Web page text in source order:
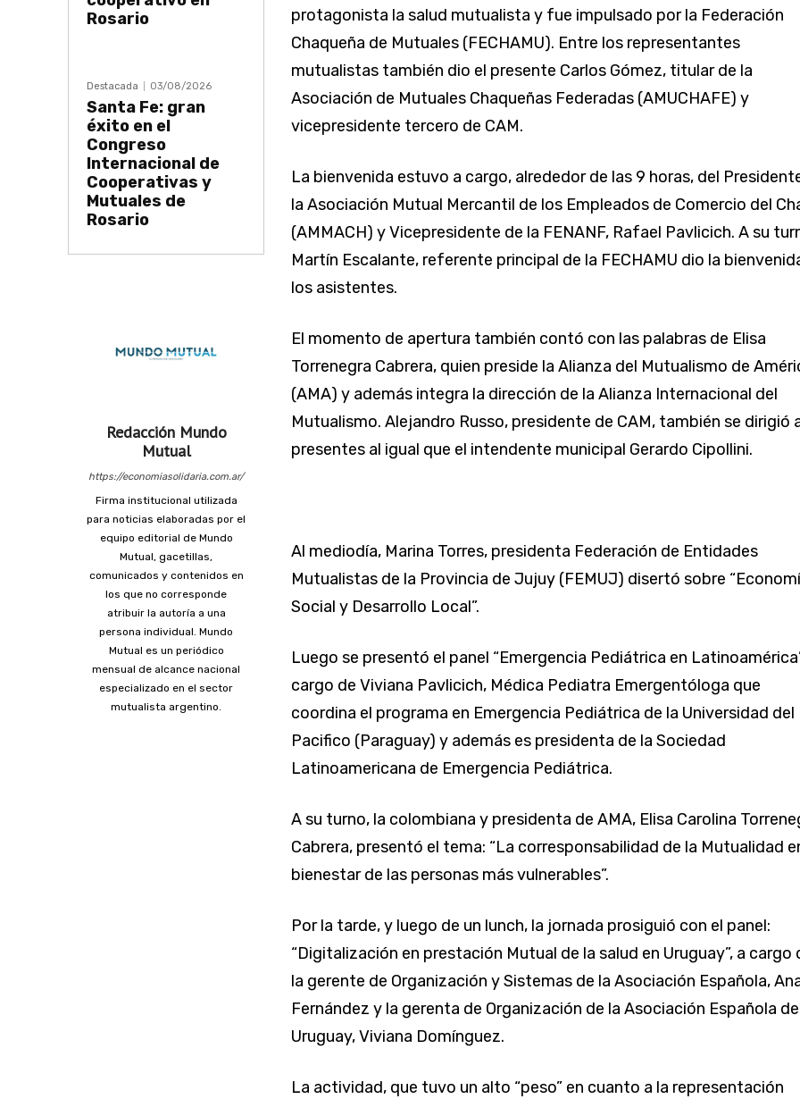
Rosario
Destacada 03/08/2026
Santa Fe: gran
éxito en el
Congreso
Internacional de
Cooperativas y
Mutuales de
Rosario
Redacción Mundo
Mutual
https://economiasolidaria.com.ar/
Firma institucional utilizada
para noticias elaboradas por el
equipo editorial de Mundo
Mutual, gacetillas,
comunicados y contenidos en
los que no corresponde
atribuir la autoría a una
persona individual. Mundo
Mutual es un periódico
mensual de alcance nacional
especializado en el sector
mutualista argentino.
protagonista la salud mutualista y fue impulsado por la Federación
Chaqueña de Mutuales (FECHAMU). Entre los representantes
mutualistas también dio el presente Carlos Gómez, titular de la
Asociación de Mutuales Chaqueñas Federadas (AMUCHAFE) y
vicepresidente tercero de CAM.
La bienvenida estuvo a cargo, alrededor de las 9 horas, del
la Asociación Mutual Mercantil de los Empleados de Comercio del
(AMMACH) y Vicepresidente de la FENANF, Rafael Pavlicich. A su
Martín Escalante, referente principal de la FECHAMU dio la
los asistentes.
El momento de apertura también contó con las palabras de Elisa
Torrenegra Cabrera, quien preside la Alianza del Mutualismo de
(AMA) y además integra la dirección de la Alianza Internacional del
Mutualismo. Alejandro Russo, presidente de CAM, también se dirigió
presentes al igual que el intendente municipal Gerardo Cipollini.
Al mediodía, Marina Torres, presidenta Federación de Entidades
Mutualistas de la Provincia de Jujuy (FEMUJ) disertó sobre
Social y Desarrollo Local”.
Luego se presentó el panel “Emergencia Pediátrica en
cargo de Viviana Pavlicich, Médica Pediatra Emergentóloga que
coordina el programa en Emergencia Pediátrica de la Universidad del
Pacifico (Paraguay) y además es presidenta de la Sociedad
Latinoamericana de Emergencia Pediátrica.
A su turno, la colombiana y presidenta de AMA, Elisa Carolina
Cabrera, presentó el tema: “La corresponsabilidad de la Mutualidad
bienestar de las personas más vulnerables”.
Por la tarde, y luego de un lunch, la jornada prosiguió con el panel:
“Digitalización en prestación Mutual de la salud en Uruguay”, a cargo
la gerente de Organización y Sistemas de la Asociación Española,
Fernández y la gerenta de Organización de la Asociación Española
Uruguay, Viviana Domínguez.
La actividad, que tuvo un alto “peso” en cuanto a la representación